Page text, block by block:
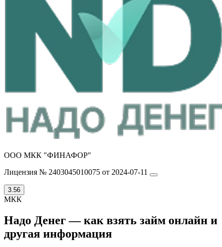
ООО МКК "ФИНАФОР"
Лицензия № 2403045010075 от 2024-07-11
3.56
МКК
Надо Денег — как взять займ онлайн и
другая информация